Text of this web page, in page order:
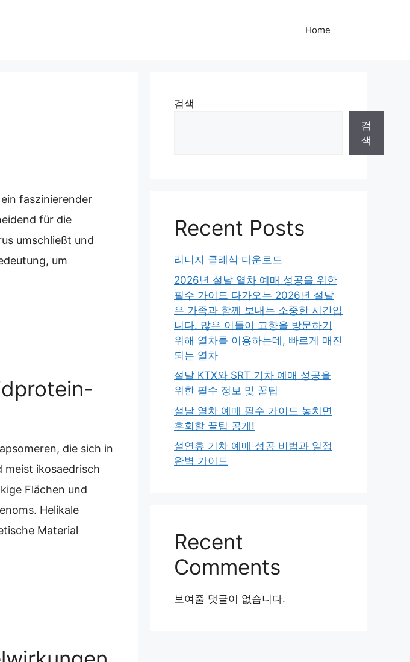
Home
faszinierender
für die
umschließt und
um
die sich in
meist ikosaedrisch
Flächen und
Helikale
Material
검색
검
색
Recent Posts
리니지 클래식 다운로드
2026년 설날 열차 예매 성공을 위한
필수 가이드 다가오는 2026년 설날
은 가족과 함께 보내는 소중한 시간입
니다. 많은 이들이 고향을 방문하기
위해 열차를 이용하는데, 빠르게 매진
되는 열차
설날 KTX와 SRT 기차 예매 성공을
위한 필수 정보 및 꿀팁
설날 열차 예매 필수 가이드 놓치면
후회할 꿀팁 공개!
설연휴 기차 예매 성공 비법과 일정
완벽 가이드
Recent
Comments
보여줄 댓글이 없습니다.